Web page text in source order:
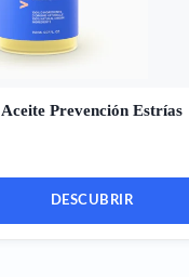
Aceite Prevención Estrías
DESCUBRIR